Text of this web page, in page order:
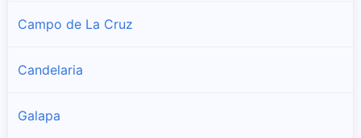
Campo de La Cruz
Candelaria
Galapa